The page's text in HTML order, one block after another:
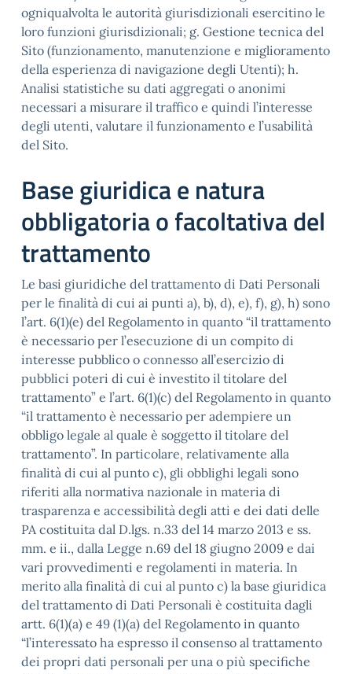
ogniqualvolta le autorità giurisdizionali esercitino le
loro funzioni giurisdizionali; g. Gestione tecnica del
Sito (funzionamento, manutenzione e miglioramento
della esperienza di navigazione degli Utenti); h.
Analisi statistiche su dati aggregati o anonimi
necessari a misurare il traffico e quindi l’interesse
degli utenti, valutare il funzionamento e l’usabilità
del Sito.
Base giuridica e natura
obbligatoria o facoltativa del
trattamento
Le basi giuridiche del trattamento di Dati Personali
per le finalità di cui ai punti a), b), d), e), f), g), h) sono
l’art. 6(1)(e) del Regolamento in quanto “il trattamento
è necessario per l’esecuzione di un compito di
interesse pubblico o connesso all’esercizio di
pubblici poteri di cui è investito il titolare del
trattamento” e l’art. 6(1)(c) del Regolamento in quanto
“il trattamento è necessario per adempiere un
obbligo legale al quale è soggetto il titolare del
trattamento”. In particolare, relativamente alla
finalità di cui al punto c), gli obblighi legali sono
riferiti alla normativa nazionale in materia di
trasparenza e accessibilità degli atti e dei dati delle
PA costituita dal D.lgs. n.33 del 14 marzo 2013 e ss.
mm. e ii., dalla Legge n.69 del 18 giugno 2009 e dai
vari provvedimenti e regolamenti in materia. In
merito alla finalità di cui al punto c) la base giuridica
del trattamento di Dati Personali è costituita dagli
artt. 6(1)(a) e 49 (1)(a) del Regolamento in quanto
“l’interessato ha espresso il consenso al trattamento
dei propri dati personali per una o più specifiche